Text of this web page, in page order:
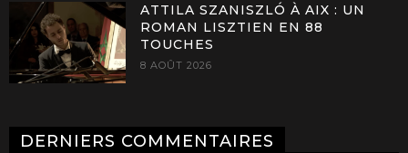
ATTILA SZANISZLÓ À AIX : UN
ROMAN LISZTIEN EN 88
TOUCHES
8 AOÛT 2026
DERNIERS COMMENTAIRES